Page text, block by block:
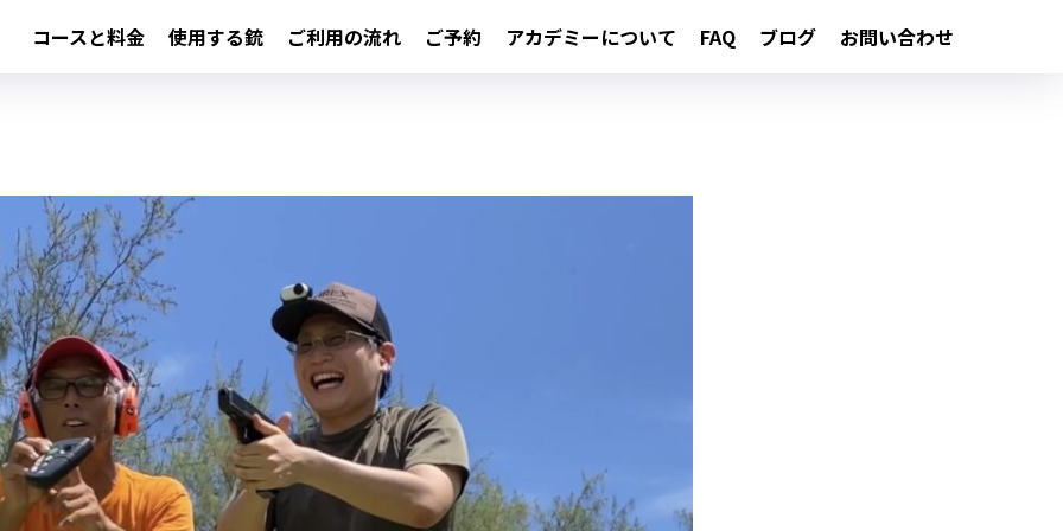
コースと料金 使用する銃 ご利用の流れ ご予約 アカデミーについて FAQ ブログ お問い合わせ